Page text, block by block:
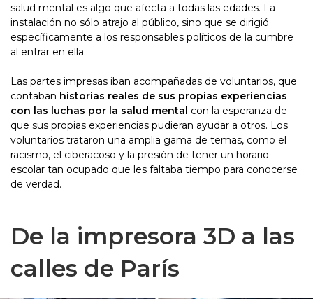
salud mental es algo que afecta a todas las edades. La
instalación no sólo atrajo al público, sino que se dirigió
específicamente a los responsables políticos de la cumbre
al entrar en ella.
Las partes impresas iban acompañadas de voluntarios, que
contaban historias reales de sus propias experiencias
con las luchas por la salud mental con la esperanza de
que sus propias experiencias pudieran ayudar a otros. Los
voluntarios trataron una amplia gama de temas, como el
racismo, el ciberacoso y la presión de tener un horario
escolar tan ocupado que les faltaba tiempo para conocerse
de verdad.
De la impresora 3D a las
calles de París